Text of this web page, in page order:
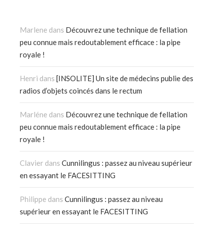
Marlene dans Découvrez une technique de fellation
peu connue mais redoutablement efficace : la pipe
royale !
Henri dans [INSOLITE] Un site de médecins publie des
radios d’objets coincés dans le rectum
Marléne dans Découvrez une technique de fellation
peu connue mais redoutablement efficace : la pipe
royale !
Clavier dans Cunnilingus : passez au niveau supérieur
en essayant le FACESITTING
Philippe dans Cunnilingus : passez au niveau
supérieur en essayant le FACESITTING